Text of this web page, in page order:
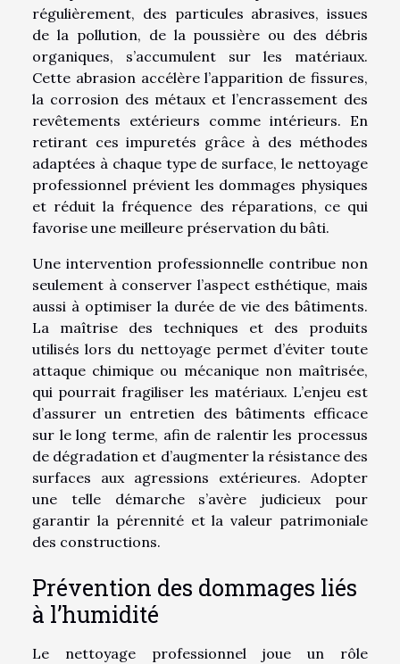
régulièrement, des particules abrasives, issues
de la pollution, de la poussière ou des débris
organiques, s’accumulent sur les matériaux.
Cette abrasion accélère l’apparition de fissures,
la corrosion des métaux et l’encrassement des
revêtements extérieurs comme intérieurs. En
retirant ces impuretés grâce à des méthodes
adaptées à chaque type de surface, le nettoyage
professionnel prévient les dommages physiques
et réduit la fréquence des réparations, ce qui
favorise une meilleure préservation du bâti.
Une intervention professionnelle contribue non
seulement à conserver l’aspect esthétique, mais
aussi à optimiser la durée de vie des bâtiments.
La maîtrise des techniques et des produits
utilisés lors du nettoyage permet d’éviter toute
attaque chimique ou mécanique non maîtrisée,
qui pourrait fragiliser les matériaux. L’enjeu est
d’assurer un entretien des bâtiments efficace
sur le long terme, afin de ralentir les processus
de dégradation et d’augmenter la résistance des
surfaces aux agressions extérieures. Adopter
une telle démarche s’avère judicieux pour
garantir la pérennité et la valeur patrimoniale
des constructions.
Prévention des dommages liés
à l’humidité
Le nettoyage professionnel joue un rôle